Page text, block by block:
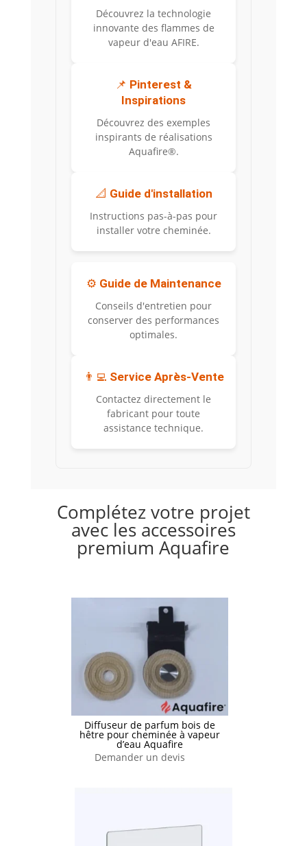
Découvrez la technologie
innovante des flammes de
vapeur d'eau AFIRE.
📌 Pinterest &
Inspirations
Découvrez des exemples
inspirants de réalisations
Aquafire®.
📐 Guide d'installation
Instructions pas-à-pas pour
installer votre cheminée.
⚙️ Guide de Maintenance
Conseils d'entretien pour
conserver des performances
optimales.
👨‍💻 Service Après-Vente
Contactez directement le
fabricant pour toute
assistance technique.
Complétez votre projet
avec les accessoires
premium Aquafire
Diffuseur de parfum bois de
hêtre pour cheminée à vapeur
d’eau Aquafire
Demander un devis